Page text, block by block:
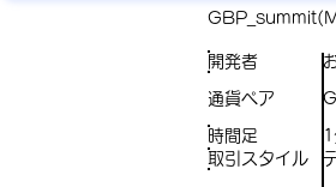
開発者
通貨ペア
取引スタイル
時間足